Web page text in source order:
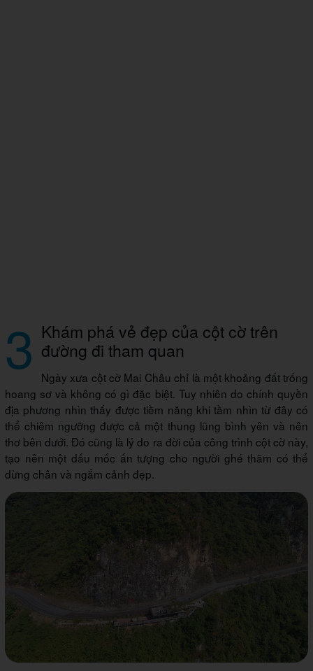
3 Khám phá vẻ đẹp của cột cờ trên
đường đi tham quan
Ngày xưa cột cờ Mai Châu chỉ là một khoảng đất trống
hoang sơ và không có gì đặc biệt. Tuy nhiên do chính quyền
địa phương nhìn thấy được tiềm năng khi tầm nhìn từ đây có
thể chiêm ngưỡng được cả một thung lũng bình yên và nên
thơ bên dưới. Đó cũng là lý do ra đời của công trình cột cờ này,
tạo nên một dấu mốc ấn tượng cho người ghé thăm có thể
dừng chân và ngắm cảnh đẹp.